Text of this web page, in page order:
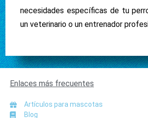
necesidades específicas de tu
un veterinario o un entrenador
Enlaces más frecuentes
Artículos para mascotas
Blog